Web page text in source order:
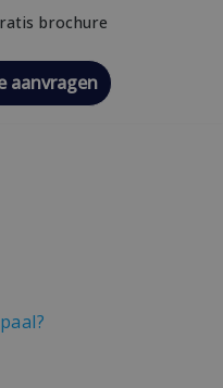
brochure
aanvragen